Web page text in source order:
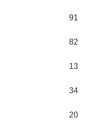
91
82
13
34
20